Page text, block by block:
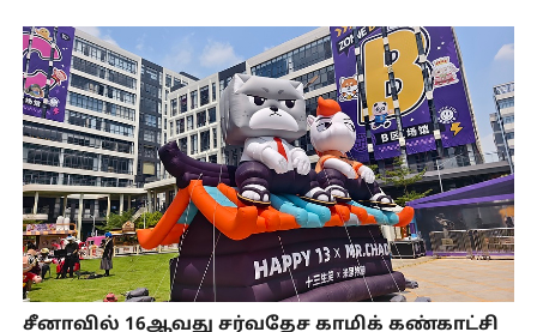
சீனாவில் 16ஆவது சர்வதேச காமிக் கண்காட்சி